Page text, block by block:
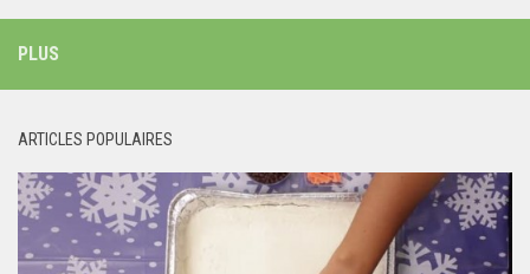
PLUS
ARTICLES POPULAIRES